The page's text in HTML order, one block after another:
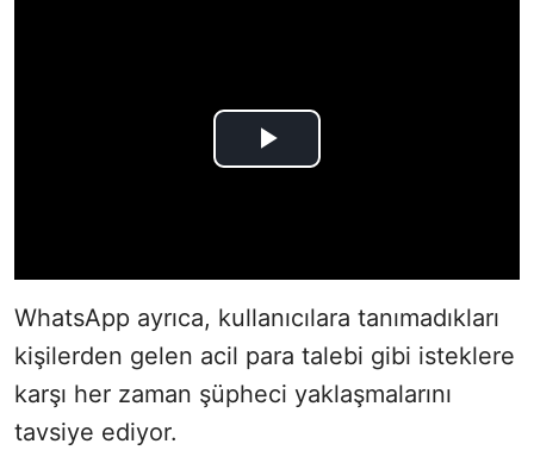
WhatsApp ayrıca, kullanıcılara tanımadıkları
kişilerden gelen acil para talebi gibi isteklere
karşı her zaman şüpheci yaklaşmalarını
tavsiye ediyor.